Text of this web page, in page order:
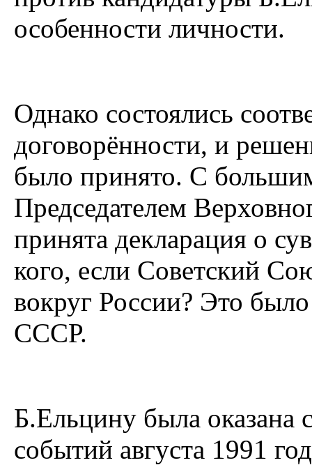
особенности личности.
Однако состоялись
договорённости, и
было принято. С
Председателем
принята декларация о
кого, если Советский
вокруг России? Это
СССР.
Б.Ельцину была оказана
событий августа 1991